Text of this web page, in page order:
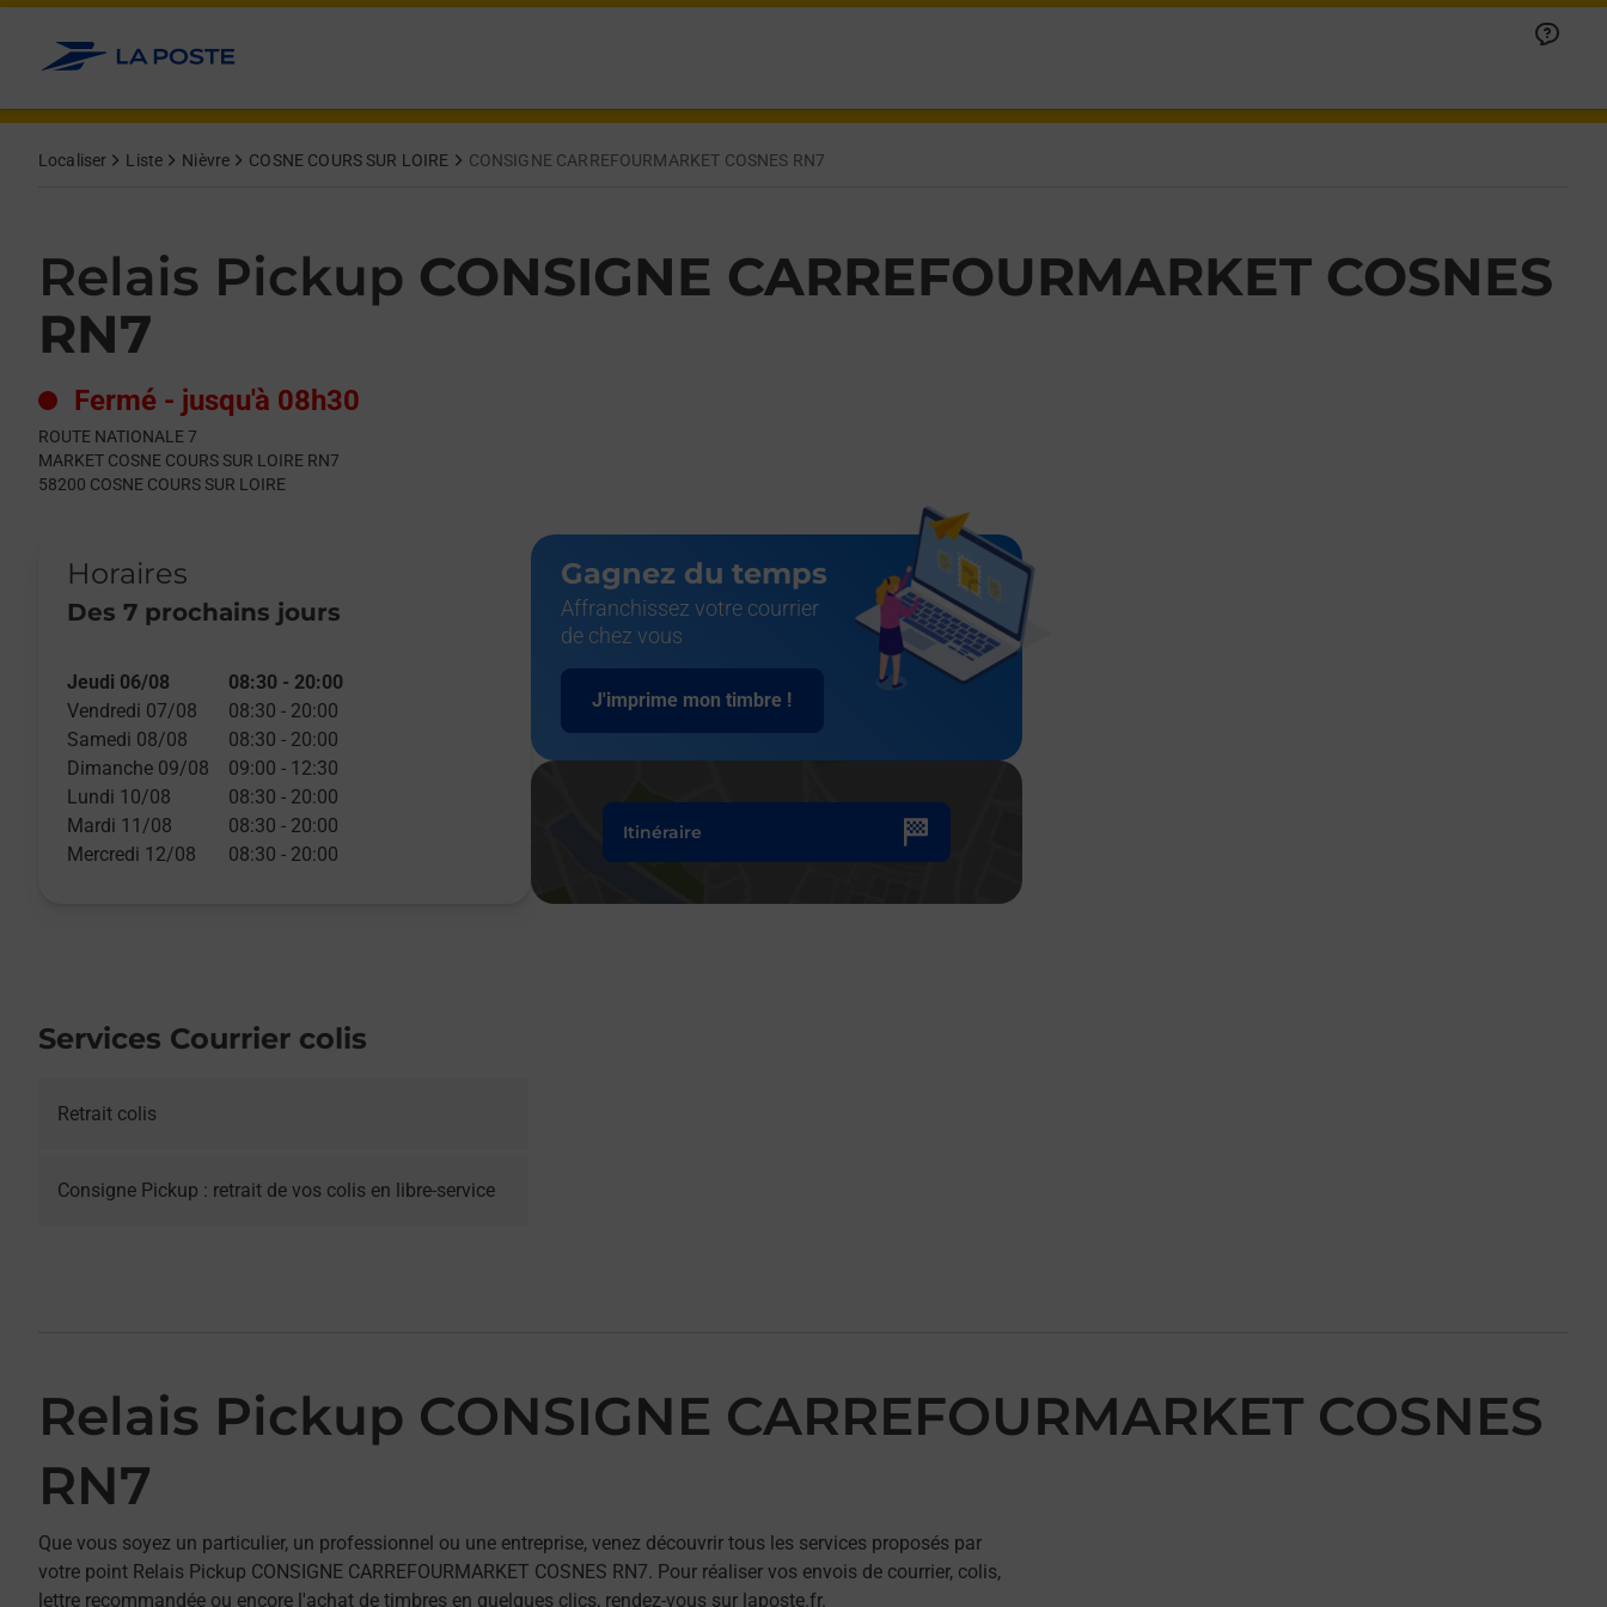
Allez au contenu
Localiser Liste Nièvre COSNE COURS SUR LOIRE CONSIGNE CARREFOURMARKET COSNES RN7
Relais Pickup CONSIGNE CARREFOURMARKET COSNES
RN7
Fermé - jusqu'à 08h30
ROUTE NATIONALE 7
MARKET COSNE COURS SUR LOIRE RN7
58200 COSNE COURS SUR LOIRE
Horaires
Des 7 prochains jours
Day of the WeekHours
Jeudi 06/08 08:30 - 20:00
Vendredi 07/08
08:30 - 20:00
Samedi 08/08
08:30 - 20:00
Dimanche 09/08
09:00 - 12:30
Lundi 10/08
08:30 - 20:00
Mardi 11/08
08:30 - 20:00
Mercredi 12/08
08:30 - 20:00
Gagnez du temps
Affranchissez votre courrier
de chez vous
J'imprime mon timbre !
Itinéraire
Services Courrier colis
Retrait colis
Consigne Pickup : retrait de vos colis en libre-service
Relais Pickup CONSIGNE CARREFOURMARKET COSNES
RN7
Que vous soyez un particulier, un professionnel ou une entreprise, venez découvrir tous les services proposés par
votre point Relais Pickup CONSIGNE CARREFOURMARKET COSNES RN7. Pour réaliser vos envois de courrier, colis,
lettre recommandée ou encore l'achat de timbres en quelques clics, rendez-vous sur laposte.fr.
Get directions to Relais Pickup at ROUTE NATIONALE 7 COSNE COURS SUR LOIRE,
lien s'ouvre dans un nouvel onglet